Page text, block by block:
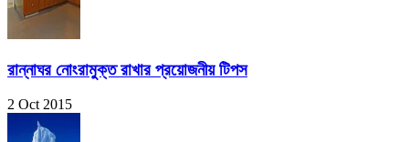
রান্নাঘর নোংরামুক্ত রাখার প্রয়োজনীয় টিপস
2 Oct 2015